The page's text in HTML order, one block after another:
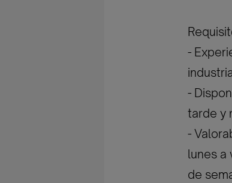
-
-
tarde y
-
lunes a
de